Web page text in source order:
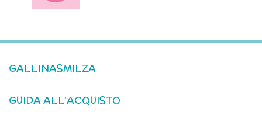
GALLINASMILZA
GUIDA ALL'ACQUISTO